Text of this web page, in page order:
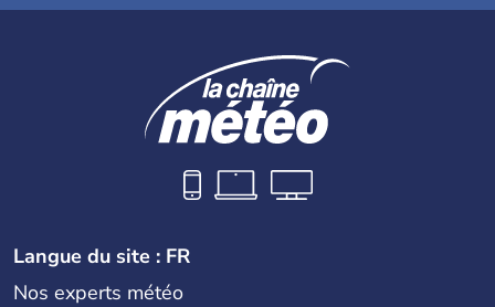
Langue du site : FR
Nos experts météo